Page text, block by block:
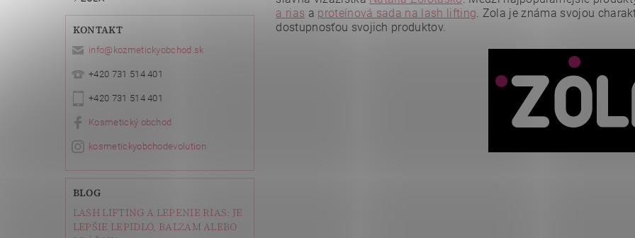
KONTAKT
info@ kozmetickyobchod.sk
+420 731 514 401
+420 731 514 401
Kosmetický obchod
kosmetickyobchodevolution
BLOG
LASH LIFTING A LEPENIE RIAS: JE
LEPŠIE LEPIDLO, BALZAM ALEBO
a rias a proteínová sada na lash lifting. Zola je známa svojou
dostupnosťou svojich produktov.